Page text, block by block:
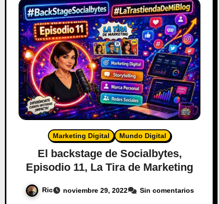
Marketing Digital Mundo Digital
El backstage de Socialbytes,
Episodio 11, La Tira de Marketing
Ric noviembre 29, 2022 Sin comentarios